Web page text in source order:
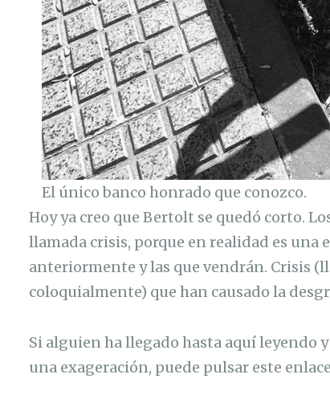
El único banco honrado que conozco.
Hoy ya creo que Bertolt se quedó corto.
llamada crisis, porque en realidad es una
anteriormente y las que vendrán. Crisis
coloquialmente) que han causado la
Si alguien ha llegado hasta aquí leyendo
una exageración, puede pulsar este